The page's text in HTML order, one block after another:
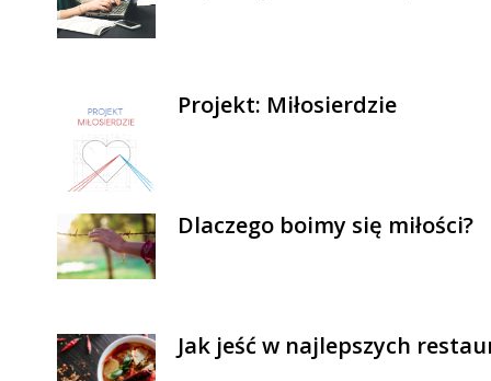
Projekt: Miłosierdzie
Dlaczego boimy się miłości?
Jak jeść w najlepszych